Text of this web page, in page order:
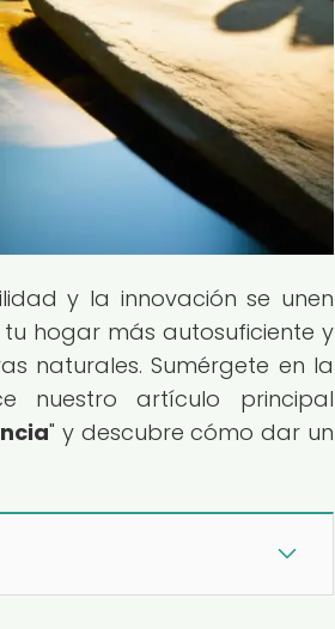
y la innovación se unen
hogar más autosuficiente y
naturales. Sumérgete en la
nuestro artículo principal
" y descubre cómo dar un